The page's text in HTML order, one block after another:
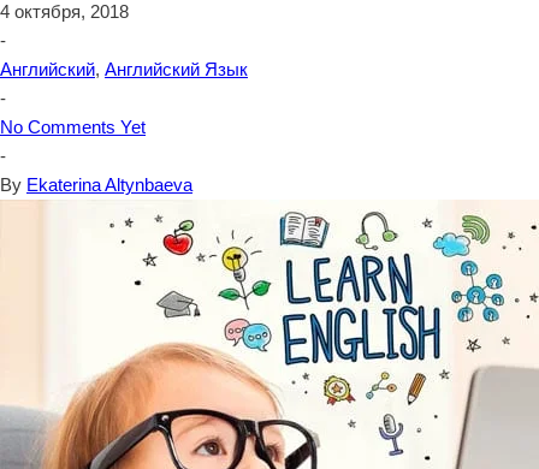
4 октября, 2018
-
Английский, Английский Язык
-
No Comments Yet
-
By Ekaterina Altynbaeva